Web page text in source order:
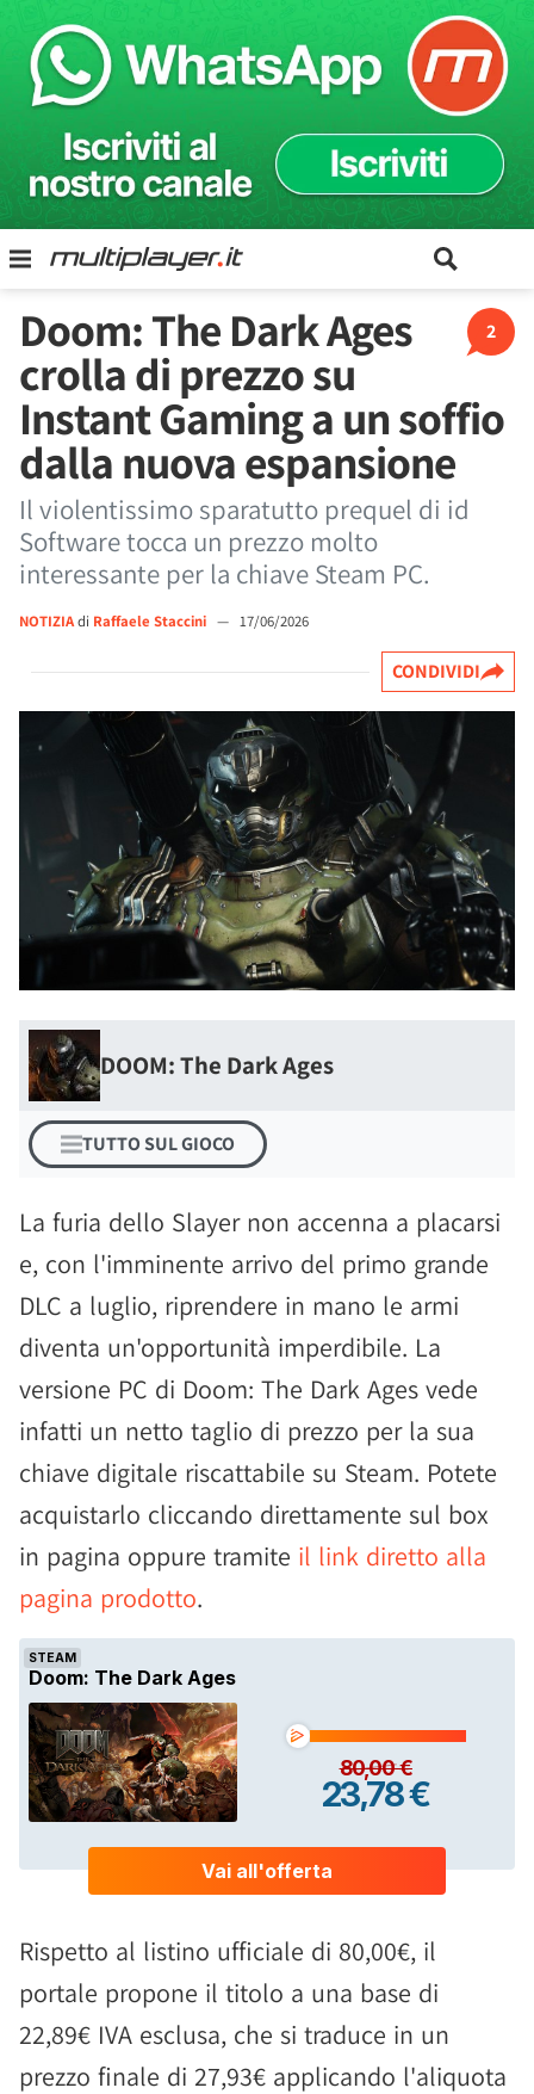
2
Doom: The Dark Ages
crolla di prezzo su
Instant Gaming a un soffio
dalla nuova espansione
Il violentissimo sparatutto prequel di id
Software tocca un prezzo molto
interessante per la chiave Steam PC.
NOTIZIAdi Raffaele Staccini — 17/06/2026
CONDIVIDI
DOOM: The Dark Ages
TUTTO SUL GIOCO
La furia dello Slayer non accenna a placarsi
e, con l'imminente arrivo del primo grande
DLC a luglio, riprendere in mano le armi
diventa un'opportunità imperdibile. La
versione PC di Doom: The Dark Ages vede
infatti un netto taglio di prezzo per la sua
chiave digitale riscattabile su Steam. Potete
acquistarlo cliccando direttamente sul box
in pagina oppure tramite il link diretto alla
pagina prodotto.
Rispetto al listino ufficiale di 80,00€, il
portale propone il titolo a una base di
22,89€ IVA esclusa, che si traduce in un
prezzo finale di 27,93€ applicando l'aliquota